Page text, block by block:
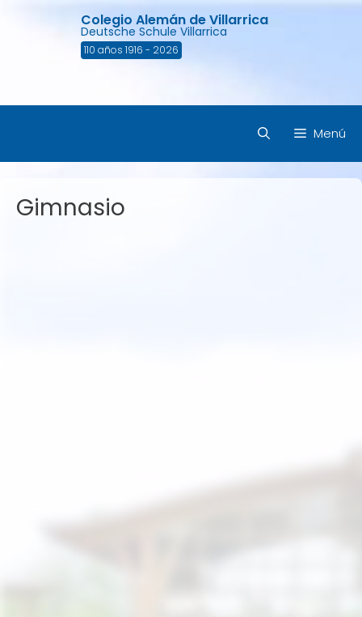
Colegio Alemán de Villarrica
Deutsche Schule Villarrica
110 años 1916 - 2026
Menú
Gimnasio